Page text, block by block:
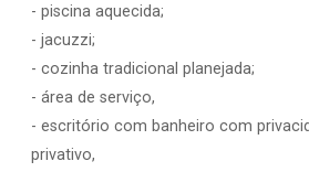
- piscina aquecida;
- jacuzzi;
- cozinha tradicional planejada;
- área de serviço,
- escritório com banheiro com
privativo,